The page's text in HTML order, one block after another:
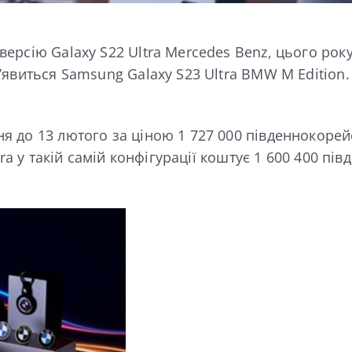
Galaxy S22 Ultra Mercedes Benz, цього
Samsung Galaxy S23 Ultra BMW M
13 лютого за ціною 1 727 000
такій самій конфігурації коштує 1 600 400